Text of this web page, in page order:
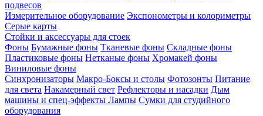
подвесов
Измерительное оборудование Экспонометры и колориметры
Серые карты
Стойки и аксессуары для стоек
Фоны Бумажные фоны Тканевые фоны Складные фоны
Пластиковые фоны Нетканые фоны Хромакей фоны
Виниловые фоны
Синхронизаторы Макро-Боксы и столы Фотозонты Питание
для света Накамерный свет Рефлекторы и насадки Дым
машины и спец-эффекты Лампы Сумки для студийного
оборудования